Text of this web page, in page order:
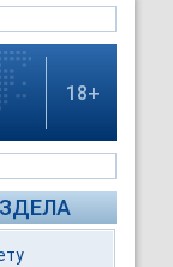
18+